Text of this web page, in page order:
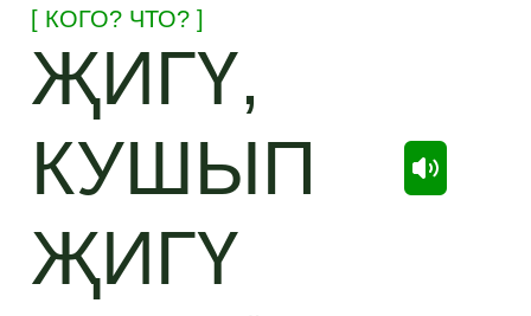
[ КОГО? ЧТО? ]
ҖИГҮ,
КУШЫП
ҖИГҮ